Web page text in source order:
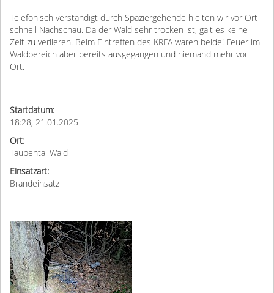
Telefonisch verständigt durch Spaziergehende hielten wir vor Ort
schnell Nachschau. Da der Wald sehr trocken ist, galt es keine
Zeit zu verlieren. Beim Eintreffen des KRFA waren beide! Feuer im
Waldbereich aber bereits ausgegangen und niemand mehr vor
Ort.
Startdatum:
18:28, 21.01.2025
Ort:
Taubental Wald
Einsatzart:
Brandeinsatz